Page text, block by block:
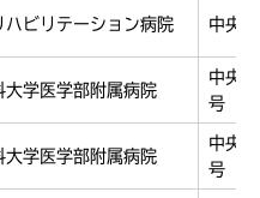
ハビリテーション病院 中央
大学医学部附属病院
中央
号
大学医学部附属病院
中央
号